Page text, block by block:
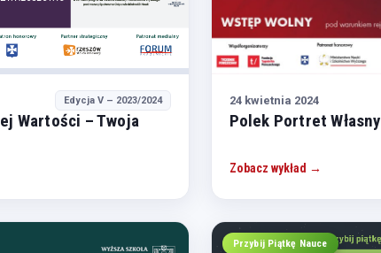
Edycja V – 2023/2024
Wartości – Twoja
24 kwietnia 2024
Polek Portret Własny
Zobacz wykład →
Przybij Piątkę Nauce